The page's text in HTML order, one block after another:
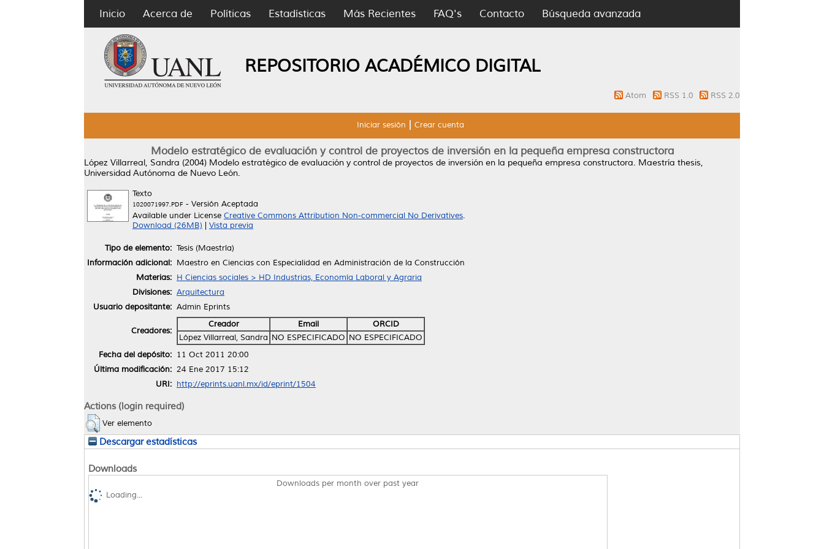
Inicio Acerca de Políticas Estadísticas Más Recientes FAQ's Contacto Búsqueda avanzada
REPOSITORIO ACADÉMICO DIGITAL
Atom RSS 1.0 RSS 2.0
Iniciar sesión Crear cuenta
Modelo estratégico de evaluación y control de proyectos de inversión en la pequeña empresa constructora
López Villarreal, Sandra (2004) Modelo estratégico de evaluación y control de proyectos de inversión en la pequeña empresa constructora. Maestría thesis,
Universidad Autónoma de Nuevo León.
Texto
1020071997.PDF - Versión Aceptada
Available under License Creative Commons Attribution Non-commercial No Derivatives.
Download (26MB)
Vista previa
Tipo de elemento: Tesis (Maestría)
Información adicional: Maestro en Ciencias con Especialidad en Administración de la Construcción
Materias: H Ciencias sociales > HD Industrias, Economía Laboral y Agraria
Divisiones: Arquitectura
Usuario depositante: Admin Eprints
Creadores:
Creador Email
ORCID
López Villarreal, Sandra NO ESPECIFICADO NO ESPECIFICADO
Fecha del depósito: 11 Oct 2011 20:00
Última modificación: 24 Ene 2017 15:12
URI: http://eprints.uanl.mx/id/eprint/1504
Actions (login required)
Ver elemento
Descargar estadísticas
Downloads
Downloads per month over past year
Loading...